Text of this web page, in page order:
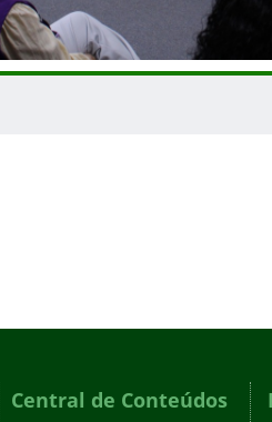
Central de Conteúdos